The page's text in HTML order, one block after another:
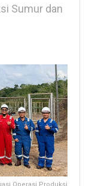
Sumur dan